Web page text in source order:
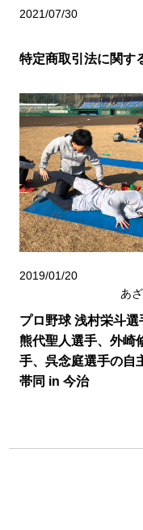
2021/07/30
特定商取引法に関す
2019/01/20
あ
プロ野球 浅村栄斗選
熊代聖人選手、外崎
手、呉念庭選手の自
帯同 in 今治